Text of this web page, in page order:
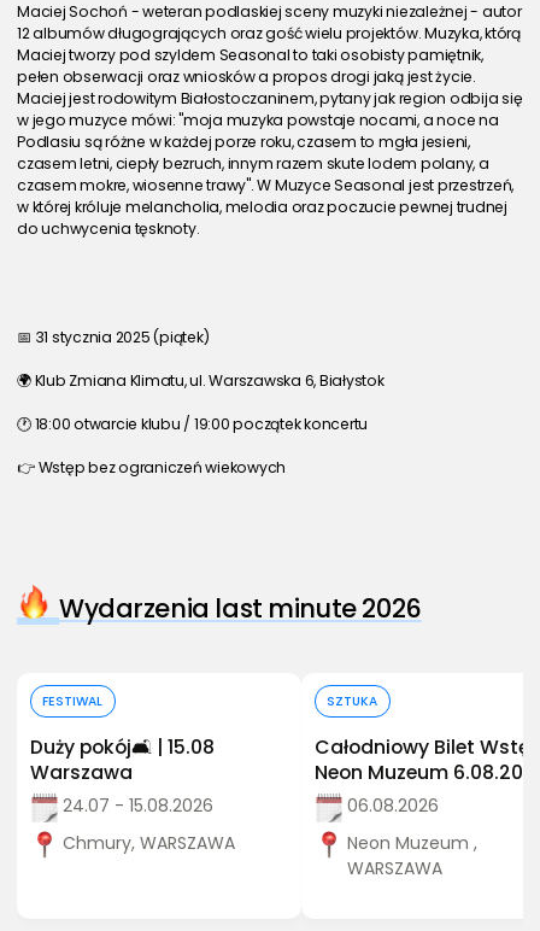
Maciej Sochoń - weteran podlaskiej sceny muzyki niezależnej - autor
12 albumów długogrających oraz gość wielu projektów. Muzyka, którą
Maciej tworzy pod szyldem Seasonal to taki osobisty pamiętnik,
pełen obserwacji oraz wniosków a propos drogi jaką jest życie.
Maciej jest rodowitym Białostoczaninem, pytany jak region odbija się
w jego muzyce mówi: "moja muzyka powstaje nocami, a noce na
Podlasiu są różne w każdej porze roku, czasem to mgła jesieni,
czasem letni, ciepły bezruch, innym razem skute lodem polany, a
czasem mokre, wiosenne trawy". W Muzyce Seasonal jest przestrzeń,
w której króluje melancholia, melodia oraz poczucie pewnej trudnej
do uchwycenia tęsknoty.
📅 31 stycznia 2025 (piątek)
🌍 Klub Zmiana Klimatu, ul. Warszawska 6, Białystok
🕐 18:00 otwarcie klubu / 19:00 początek koncertu
👉 Wstęp bez ograniczeń wiekowych
Wydarzenia last minute 2026
FESTIWAL
Duży pokój🛋️ | 15.08
Warszawa
24.07 - 15.08.2026
Chmury, WARSZAWA
SZTUKA
Całodniowy Bilet
Neon Muzeum
06.08.2026
Neon Muzeum ,
WARSZAWA